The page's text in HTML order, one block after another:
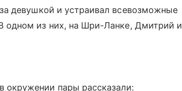
девушкой и устраивал всевозможные
одном из них, на Шри-Ланке, Дмитрий и
окружении пары рассказали: